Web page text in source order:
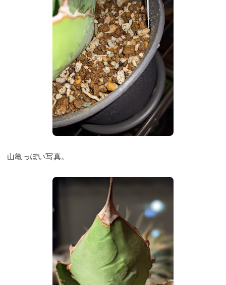
山亀っぽい写真。